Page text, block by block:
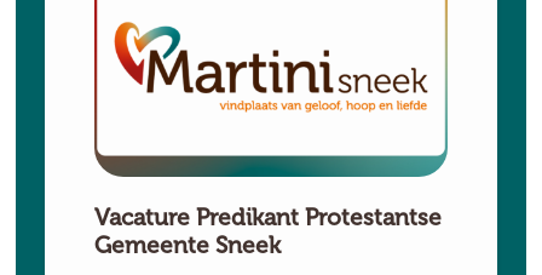
Vacature Predikant Protestantse
Gemeente Sneek